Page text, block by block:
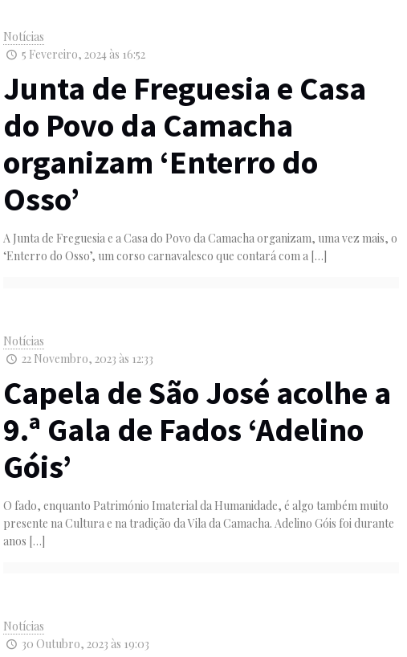
Notícias
5 Fevereiro, 2024 às 16:52
Junta de Freguesia e Casa
do Povo da Camacha
organizam ‘Enterro do
Osso’
A Junta de Freguesia e a Casa do Povo da Camacha organizam, uma vez mais, o
‘Enterro do Osso’, um corso carnavalesco que contará com a […]
Notícias
22 Novembro, 2023 às 12:33
Capela de São José acolhe a
9.ª Gala de Fados ‘Adelino
Góis’
O fado, enquanto Património Imaterial da Humanidade, é algo também muito
presente na Cultura e na tradição da Vila da Camacha. Adelino Góis foi durante
anos […]
Notícias
30 Outubro, 2023 às 19:03